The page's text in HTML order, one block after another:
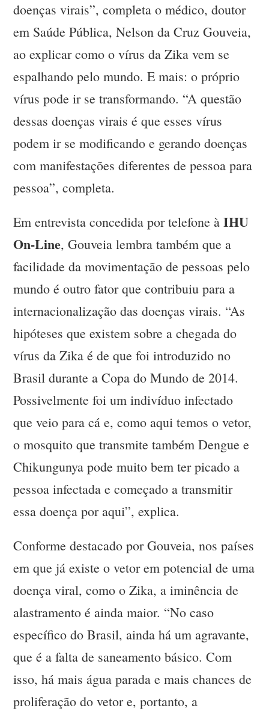
doenças virais”, completa o médico, doutor
em Saúde Pública, Nelson da Cruz Gouveia,
ao explicar como o vírus da Zika vem se
espalhando pelo mundo. E mais: o próprio
vírus pode ir se transformando. “A questão
dessas doenças virais é que esses vírus
podem ir se modificando e gerando doenças
com manifestações diferentes de pessoa para
pessoa”, completa.
Em entrevista concedida por telefone àIHU
On-Line, Gouveia lembra também que a
facilidade da movimentação de pessoas pelo
mundo é outro fator que contribuiu para a
internacionalização das doenças virais. “As
hipóteses que existem sobre a chegada do
vírus da Zika é de que foi introduzido no
Brasil durante a Copa do Mundo de 2014.
Possivelmente foi um indivíduo infectado
que veio para cá e, como aqui temos o vetor,
o mosquito que transmite também Dengue e
Chikungunya pode muito bem ter picado a
pessoa infectada e começado a transmitir
essa doença por aqui”, explica.
Conforme destacado por Gouveia, nos países
em que já existe o vetor em potencial de uma
doença viral, como o Zika, a iminência de
alastramento é ainda maior. “No caso
específico do Brasil, ainda há um agravante,
que é a falta de saneamento básico. Com
isso, há mais água parada e mais chances de
proliferação do vetor e, portanto, a